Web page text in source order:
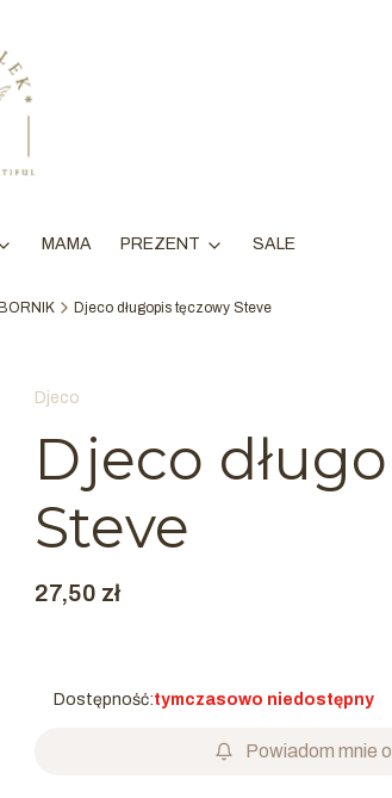
MAMA PREZENT SALE
Djeco długopis tęczowy Steve
Djeco
Djeco
Steve
Cena
27,50 zł
Dostępność:tymczasowo niedostępny
Powiadom mnie